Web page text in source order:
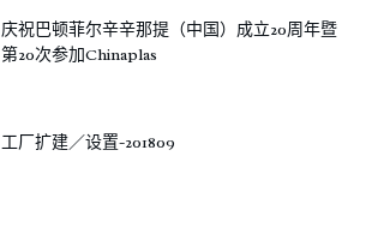
庆祝巴顿菲尔辛辛那提（中国）成立20周年暨
第20次参加Chinaplas
工厂扩建／设置-201809